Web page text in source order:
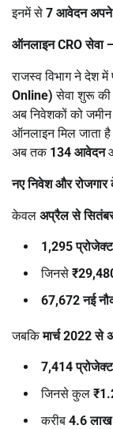
इनमें से 7 आवेदन
ऑनलाइनCROसेवा
राजस्व विभाग ने देश में
Online) सेवा शुरू की
अब निवेशकों को जमीन
ऑनलाइन मिल जाता
अब तक 134 आवेदन
नए निवेश और
केवल अप्रैल से
1,295
जिनसे
67,672नई
जबकिमार्च2022से
7,414
जिनसे कुल
करीब 4.6लाख